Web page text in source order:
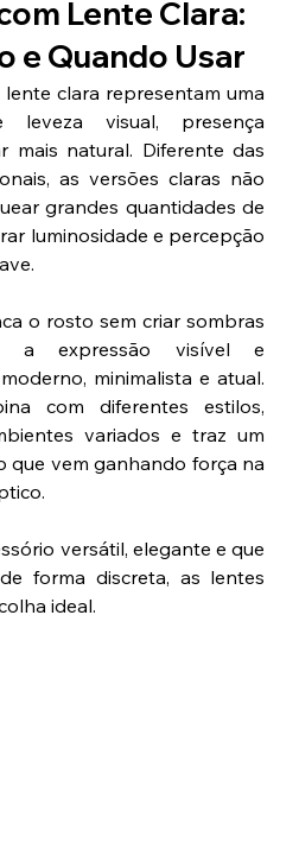
Lente Clara:
e Quando Usar
clara representam uma
leveza visual, presença
mais natural. Diferente das
as versões claras não
grandes quantidades de
luminosidade e percepção
o rosto sem criar sombras
a expressão visível e
minimalista e atual.
com diferentes estilos,
variados e traz um
que vem ganhando força na
versátil, elegante e que
forma discreta, as lentes
ideal.